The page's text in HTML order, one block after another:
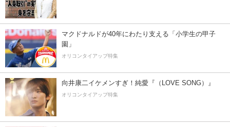
マクドナルドが40年にわたり支える「小学生の甲子
園」
オリコンタイアップ特集
向井康二イケメンすぎ！純愛『（LOVE SONG）』
オリコンタイアップ特集